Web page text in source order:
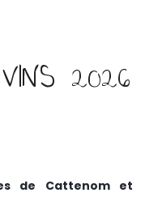
2026
de Cattenom et